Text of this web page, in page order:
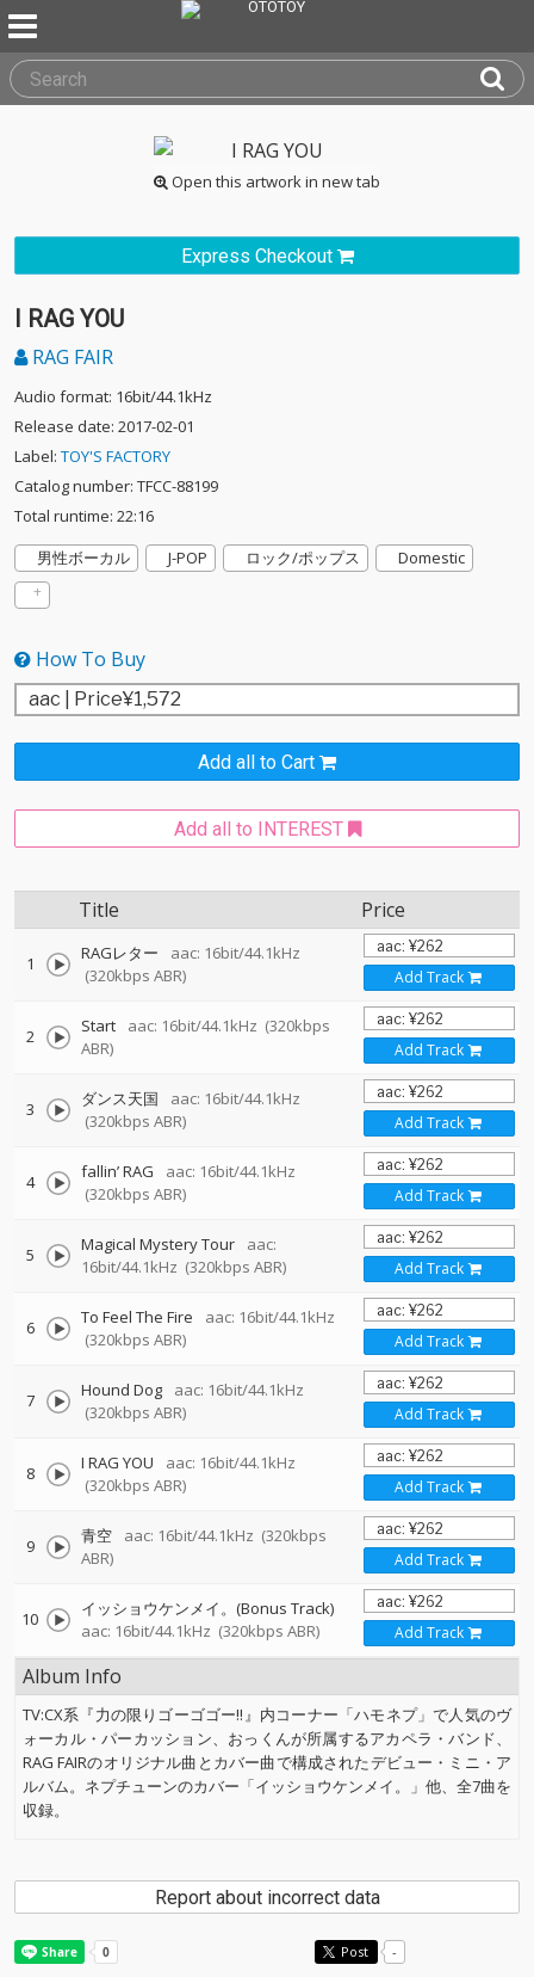
Open this artwork in new tab
Express Checkout
I RAG YOU
RAG FAIR
Audio format: 16bit/44.1kHz
Release date: 2017-02-01
Label: TOY'S FACTORY
Catalog number: TFCC-88199
Total runtime: 22:16
男性ボーカル
J-POP ロック/ポップス Domestic
How To Buy
Add all to Cart
Add all to INTEREST
Title Price
1 RAGレター
aac: 16bit/44.1kHz
(320kbps ABR)
Add Track
2 Start aac: 16bit/44.1kHz (320kbps
ABR)
Add Track
3 ダンス天国
aac: 16bit/44.1kHz
(320kbps ABR)
Add Track
4 fallin’ RAG
aac: 16bit/44.1kHz
(320kbps ABR)
Add Track
5 Magical Mystery Tour
aac:
16bit/44.1kHz (320kbps ABR) Add Track
6 To Feel The Fire
aac: 16bit/44.1kHz
(320kbps ABR)
Add Track
7 Hound Dog
aac: 16bit/44.1kHz
(320kbps ABR)
Add Track
8 I RAG YOU
aac: 16bit/44.1kHz
(320kbps ABR)
Add Track
9 青空 aac: 16bit/44.1kHz (320kbps
ABR)
Add Track
10
イッショウケンメイ。(Bonus Track)
aac: 16bit/44.1kHz (320kbps ABR) Add Track
Album Info
TV:CX系『力の限りゴーゴゴー!!』内コーナー「ハモネプ」で人気のヴ
ォーカル・パーカッション、おっくんが所属するアカペラ・バンド、
RAG FAIRのオリジナル曲とカバー曲で構成されたデビュー・ミニ・ア
ルバム。ネプチューンのカバー「イッショウケンメイ。」他、全7曲を
収録。
Report about incorrect data
Post -